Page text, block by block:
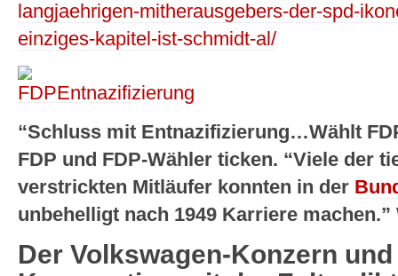
langjaehrigen-mitherausgebers-der-spd-
einziges-kapitel-ist-schmidt-al/
“Schluss mit Entnazifizierung…Wählt
FDP und FDP-Wähler ticken. “Viele der
verstrickten Mitläufer konnten in der
unbehelligt nach 1949 Karriere machen.”
Der Volkswagen-Konzern